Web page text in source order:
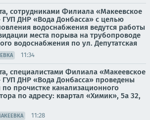
сотрудниками Филиала «Макеевское
ГУП ДНР «Вода Донбасса» с целью
водоснабжения ведутся работы
места порыва на трубопроводе
водоснабжения по ул. Депутатская
11:34
специалистами Филиала «Макеевское
ГУП ДНР «Вода Донбасса» проведены
прочистке канализационного
по адресу: квартал «Химик», 5а 32,
11:28